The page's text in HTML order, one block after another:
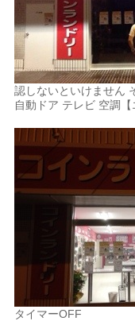
認しないといけません
自動ドア テレビ 空調
タイマーOFF